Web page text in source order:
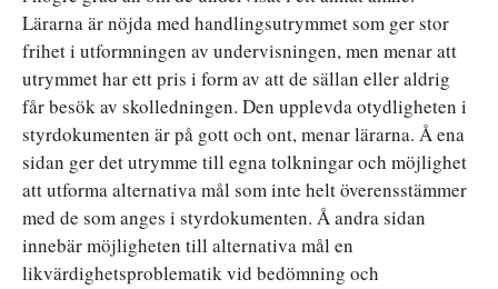
Lärarna är nöjda med handlingsutrymmet som ger stor
frihet i utformningen av undervisningen, men menar att
utrymmet har ett pris i form av att de sällan eller aldrig
får besök av skolledningen. Den upplevda otydligheten i
styrdokumenten är på gott och ont, menar lärarna. Å ena
sidan ger det utrymme till egna tolkningar och möjlighet
att utforma alternativa mål som inte helt överensstämmer
med de som anges i styrdokumenten. Å andra sidan
innebär möjligheten till alternativa mål en
likvärdighetsproblematik vid bedömning och